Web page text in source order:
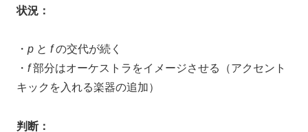
状況：
・ p と fの交代が続く
・ f部分はオーケストラをイメージさせる（アクセント
キックを入れる楽器の追加）
判断：